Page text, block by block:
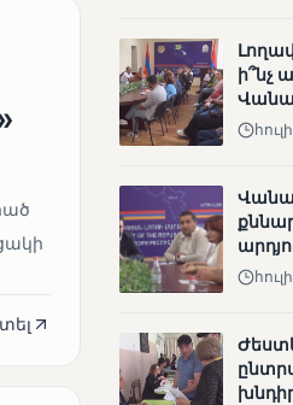
ի՞նչ